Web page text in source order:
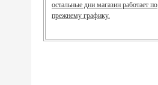
остальные дни магазин работает по
прежнему графику.